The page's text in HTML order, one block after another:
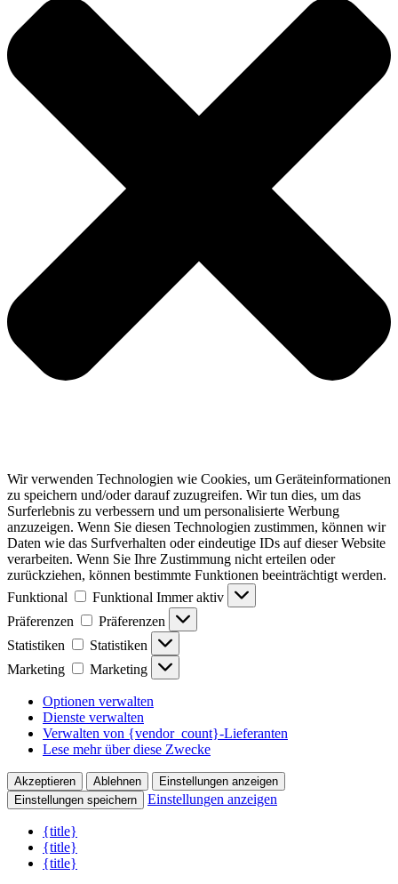
Wir verwenden Technologien wie Cookies, um Geräteinformationen
zu speichern und/oder darauf zuzugreifen. Wir tun dies, um das
Surferlebnis zu verbessern und um personalisierte Werbung
anzuzeigen. Wenn Sie diesen Technologien zustimmen, können wir
Daten wie das Surfverhalten oder eindeutige IDs auf dieser Website
verarbeiten. Wenn Sie Ihre Zustimmung nicht erteilen oder
zurückziehen, können bestimmte Funktionen beeinträchtigt werden.
Funktional
Funktional Immer aktiv
Präferenzen
Präferenzen
Statistiken
Statistiken
Marketing
Marketing
Optionen verwalten
Dienste verwalten
Verwalten von {vendor_count}-Lieferanten
Lese mehr über diese Zwecke
Akzeptieren Ablehnen
Einstellungen anzeigen
Einstellungen speichern
Einstellungen anzeigen
{title}
{title}
{title}